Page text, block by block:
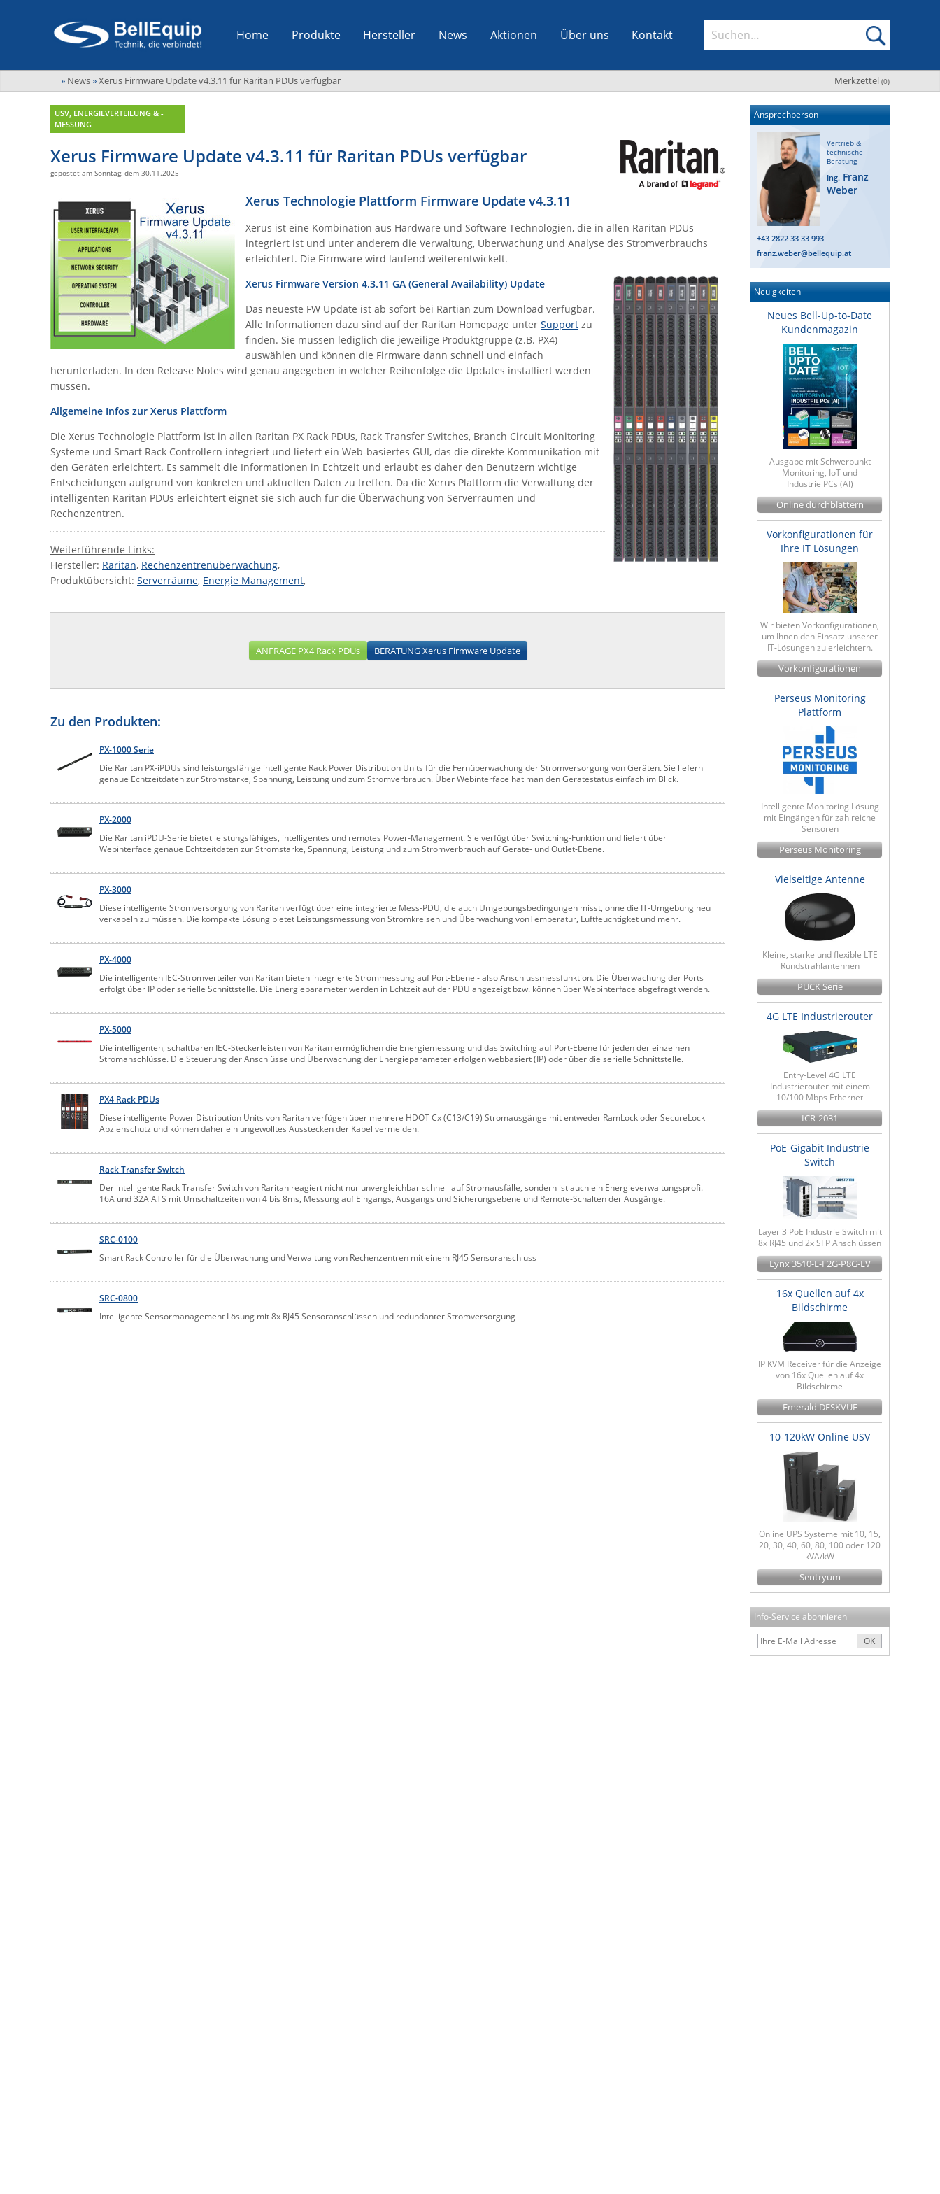
Home Produkte Hersteller News Aktionen Über uns Kontakt
Merkzettel (0)
» News»Xerus Firmware Update v4.3.11 für Raritan PDUs verfügbar
USV, ENERGIEVERTEILUNG & -
MESSUNG
Xerus Firmware Update v4.3.11 für Raritan PDUs verfügbar
gepostet am Sonntag, dem 30.11.2025
Xerus Technologie Plattform Firmware Update v4.3.11
Xerus ist eine Kombination aus Hardware und Software Technologien, die in allen Raritan PDUs
integriert ist und unter anderem die Verwaltung, Überwachung und Analyse des Stromverbrauchs
erleichtert. Die Firmware wird laufend weiterentwickelt.
Xerus Firmware Version 4.3.11 GA (General Availability) Update
Das neueste FW Update ist ab sofort bei Rartian zum Download verfügbar.
Alle Informationen dazu sind auf der Raritan Homepage unter Support zu
finden. Sie müssen lediglich die jeweilige Produktgruppe (z.B. PX4)
auswählen und können die Firmware dann schnell und einfach
herunterladen. In den Release Notes wird genau angegeben in welcher Reihenfolge die Updates installiert werden
müssen.
Allgemeine Infos zur Xerus Plattform
Die Xerus Technologie Plattform ist in allen Raritan PX Rack PDUs, Rack Transfer Switches, Branch Circuit Monitoring
Systeme und Smart Rack Controllern integriert und liefert ein Web-basiertes GUI, das die direkte Kommunikation mit
den Geräten erleichtert. Es sammelt die Informationen in Echtzeit und erlaubt es daher den Benutzern wichtige
Entscheidungen aufgrund von konkreten und aktuellen Daten zu treffen. Da die Xerus Plattform die Verwaltung der
intelligenten Raritan PDUs erleichtert eignet sie sich auch für die Überwachung von Serverräumen und
Rechenzentren.
Weiterführende Links:
Hersteller: Raritan, Rechenzentrenüberwachung,
Produktübersicht: Serverräume, Energie Management,
ANFRAGE PX4 Rack PDUs BERATUNG Xerus Firmware Update
Zu den Produkten:
PX-1000 Serie
Die Raritan PX-iPDUs sind leistungsfähige intelligente Rack Power Distribution Units für die Fernüberwachung der Stromversorgung von Geräten. Sie liefern
genaue Echtzeitdaten zur Stromstärke, Spannung, Leistung und zum Stromverbrauch. Über Webinterface hat man den Gerätestatus einfach im Blick.
PX-2000
Die Raritan iPDU-Serie bietet leistungsfähiges, intelligentes und remotes Power-Management. Sie verfügt über Switching-Funktion und liefert über
Webinterface genaue Echtzeitdaten zur Stromstärke, Spannung, Leistung und zum Stromverbrauch auf Geräte- und Outlet-Ebene.
PX-3000
Diese intelligente Stromversorgung von Raritan verfügt über eine integrierte Mess-PDU, die auch Umgebungsbedingungen misst, ohne die IT-Umgebung neu
verkabeln zu müssen. Die kompakte Lösung bietet Leistungsmessung von Stromkreisen und Überwachung vonTemperatur, Luftfeuchtigket und mehr.
PX-4000
Die intelligenten IEC-Stromverteiler von Raritan bieten integrierte Strommessung auf Port-Ebene - also Anschlussmessfunktion. Die Überwachung der Ports
erfolgt über IP oder serielle Schnittstelle. Die Energieparameter werden in Echtzeit auf der PDU angezeigt bzw. können über Webinterface abgefragt werden.
PX-5000
Die intelligenten, schaltbaren IEC-Steckerleisten von Raritan ermöglichen die Energiemessung und das Switching auf Port-Ebene für jeden der einzelnen
Stromanschlüsse. Die Steuerung der Anschlüsse und Überwachung der Energieparameter erfolgen webbasiert (IP) oder über die serielle Schnittstelle.
PX4 Rack PDUs
Diese intelligente Power Distribution Units von Raritan verfügen über mehrere HDOT Cx (C13/C19) Stromausgänge mit entweder RamLock oder SecureLock
Abziehschutz und können daher ein ungewolltes Ausstecken der Kabel vermeiden.
Rack Transfer Switch
Der intelligente Rack Transfer Switch von Raritan reagiert nicht nur unvergleichbar schnell auf Stromausfälle, sondern ist auch ein Energieverwaltungsprofi.
16A und 32A ATS mit Umschaltzeiten von 4 bis 8ms, Messung auf Eingangs, Ausgangs und Sicherungsebene und Remote-Schalten der Ausgänge.
SRC-0100
Smart Rack Controller für die Überwachung und Verwaltung von Rechenzentren mit einem RJ45 Sensoranschluss
SRC-0800
Intelligente Sensormanagement Lösung mit 8x RJ45 Sensoranschlüssen und redundanter Stromversorgung
Ansprechperson
Vertrieb &
technische
Beratung
Ing. Franz
Weber
+43 2822 33 33 993
franz.weber@bellequip.at
Neuigkeiten
Neues Bell-Up-to-Date
Kundenmagazin
Ausgabe mit Schwerpunkt
Monitoring, IoT und
Industrie PCs (AI)
Online durchblättern
Vorkonfigurationen für
Ihre IT Lösungen
Wir bieten Vorkonfigurationen,
um Ihnen den Einsatz unserer
IT-Lösungen zu erleichtern.
Vorkonfigurationen
Perseus Monitoring
Plattform
Intelligente Monitoring Lösung
mit Eingängen für zahlreiche
Sensoren
Perseus Monitoring
Vielseitige Antenne
Kleine, starke und flexible LTE
Rundstrahlantennen
PUCK Serie
4G LTE Industrierouter
Entry-Level 4G LTE
Industrierouter mit einem
10/100 Mbps Ethernet
ICR-2031
PoE-Gigabit Industrie
Switch
Layer 3 PoE Industrie Switch mit
8x RJ45 und 2x SFP Anschlüssen
Lynx 3510-E-F2G-P8G-LV
16x Quellen auf 4x
Bildschirme
IP KVM Receiver für die Anzeige
von 16x Quellen auf 4x
Bildschirme
Emerald DESKVUE
10-120kW Online USV
Online UPS Systeme mit 10, 15,
20, 30, 40, 60, 80, 100 oder 120
kVA/kW
Sentryum
Info-Service abonnieren
OK